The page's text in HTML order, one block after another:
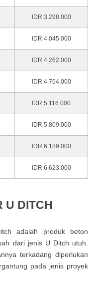
IDR 3.298.000
IDR 4.045.000
IDR 4.262.000
IDR 4.764.000
IDR 5.116.000
IDR 5.809.000
IDR 6.189.000
IDR 6.623.000
U DITCH
adalah produk beton
dari jenis U Ditch utuh.
terkadang diperlukan
pada jenis proyek